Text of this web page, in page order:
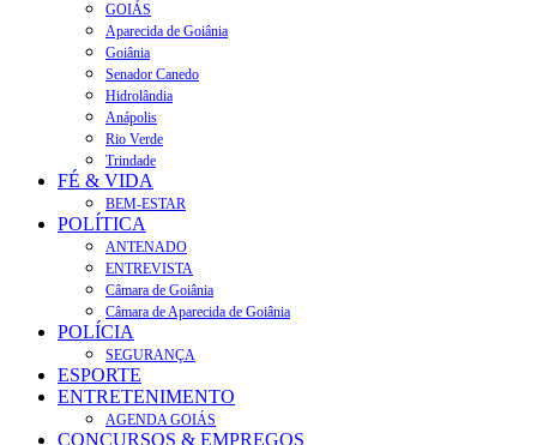
GOIÁS
Aparecida de Goiânia
Goiânia
Senador Canedo
Hidrolândia
Anápolis
Rio Verde
Trindade
FÉ & VIDA
BEM-ESTAR
POLÍTICA
ANTENADO
ENTREVISTA
Câmara de Goiânia
Câmara de Aparecida de Goiânia
POLÍCIA
SEGURANÇA
ESPORTE
ENTRETENIMENTO
AGENDA GOIÁS
CONCURSOS & EMPREGOS